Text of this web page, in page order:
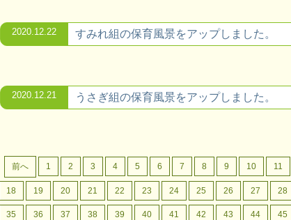
2020.12.22 すみれ組の保育風景をアップしました。
2020.12.21 うさぎ組の保育風景をアップしました。
前へ 1 2 3 4 5 6 7 8 9 10 11
18 19 20 21 22 23 24 25 26 27 28
35 36 37 38 39 40 41 42 43 44 45